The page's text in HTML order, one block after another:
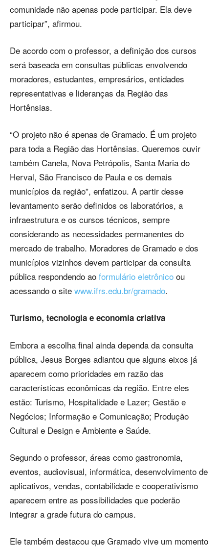
comunidade não apenas pode participar. Ela deve
participar”, afirmou.
De acordo com o professor, a definição dos cursos
será baseada em consultas públicas envolvendo
moradores, estudantes, empresários, entidades
representativas e lideranças da Região das
Hortênsias.
“O projeto não é apenas de Gramado. É um projeto
para toda a Região das Hortênsias. Queremos ouvir
também Canela, Nova Petrópolis, Santa Maria do
Herval, São Francisco de Paula e os demais
municípios da região”, enfatizou. A partir desse
levantamento serão definidos os laboratórios, a
infraestrutura e os cursos técnicos, sempre
considerando as necessidades permanentes do
mercado de trabalho. Moradores de Gramado e dos
municípios vizinhos devem participar da consulta
pública respondendo ao formulário eletrônico ou
acessando o site www.ifrs.edu.br/gramado.
Turismo, tecnologia e economia criativa
Embora a escolha final ainda dependa da consulta
pública, Jesus Borges adiantou que alguns eixos já
aparecem como prioridades em razão das
características econômicas da região. Entre eles
estão: Turismo, Hospitalidade e Lazer; Gestão e
Negócios; Informação e Comunicação; Produção
Cultural e Design e Ambiente e Saúde.
Segundo o professor, áreas como gastronomia,
eventos, audiovisual, informática, desenvolvimento de
aplicativos, vendas, contabilidade e cooperativismo
aparecem entre as possibilidades que poderão
integrar a grade futura do campus.
Ele também destacou que Gramado vive um momento